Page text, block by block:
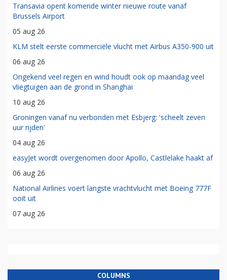
Transavia opent komende winter nieuwe route vanaf
Brussels Airport
05 aug 26
KLM stelt eerste commerciële vlucht met Airbus A350-900 uit
06 aug 26
Ongekend veel regen en wind houdt ook op maandag veel
vliegtuigen aan de grond in Shanghai
10 aug 26
Groningen vanaf nu verbonden met Esbjerg: 'scheelt zeven
uur rijden'
04 aug 26
easyJet wordt overgenomen door Apollo, Castlelake haakt af
06 aug 26
National Airlines voert langste vrachtvlucht met Boeing 777F
ooit uit
07 aug 26
COLUMNS